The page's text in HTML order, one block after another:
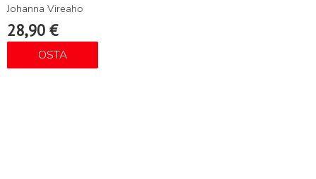
Johanna Vireaho
28,90 €
OSTA